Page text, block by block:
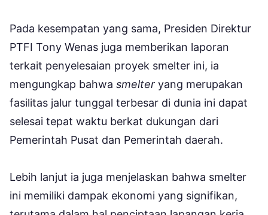
Pada kesempatan yang sama, Presiden Direktur
PTFI Tony Wenas juga memberikan laporan
terkait penyelesaian proyek smelter ini, ia
mengungkap bahwa smelter yang merupakan
fasilitas jalur tunggal terbesar di dunia ini dapat
selesai tepat waktu berkat dukungan dari
Pemerintah Pusat dan Pemerintah daerah.
Lebih lanjut ia juga menjelaskan bahwa smelter
ini memiliki dampak ekonomi yang signifikan,